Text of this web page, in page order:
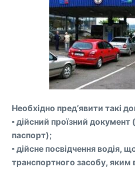
Необхідно предʼявити такі
▫️ дійсний проїзний
паспорт);
▫️ дійсне посвідчення водія,
транспортного засобу, яким